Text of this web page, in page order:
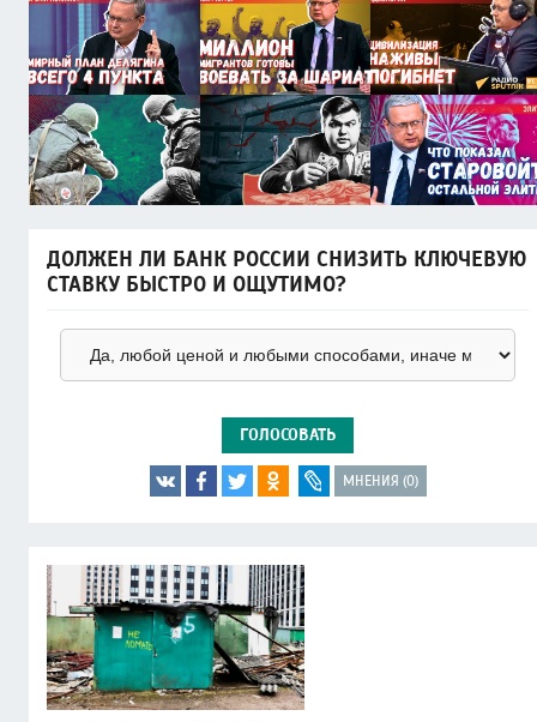
ДОЛЖЕН ЛИ БАНК РОССИИ СНИЗИТЬ КЛЮЧЕВУЮ
СТАВКУ БЫСТРО И ОЩУТИМО?
ГОЛОСОВАТЬ
МНЕНИЯ (0)